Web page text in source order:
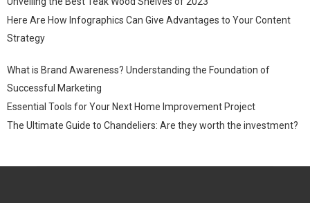
Here Are How Infographics Can Give Advantages to Your Content
Strategy
What is Brand Awareness? Understanding the Foundation of
Successful Marketing
Essential Tools for Your Next Home Improvement Project
The Ultimate Guide to Chandeliers: Are they worth the investment?